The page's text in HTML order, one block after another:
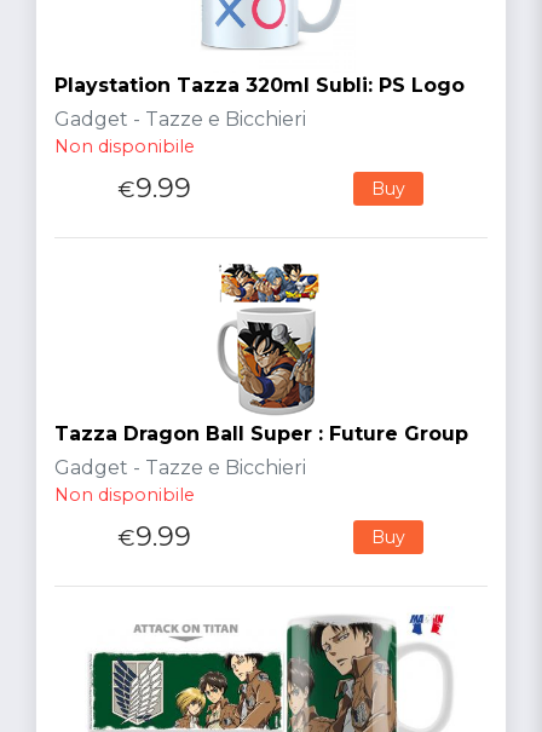
Playstation Tazza 320ml Subli: PS Logo
Gadget - Tazze e Bicchieri
Non disponibile
€9.99 Buy
Tazza Dragon Ball Super : Future Group
Gadget - Tazze e Bicchieri
Non disponibile
€9.99 Buy